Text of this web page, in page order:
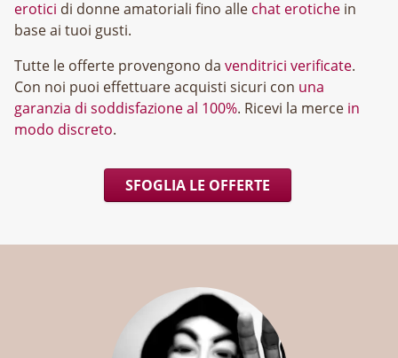
erotici di donne amatoriali fino alle chat erotiche in
base ai tuoi gusti.
Tutte le offerte provengono da venditrici verificate.
Con noi puoi effettuare acquisti sicuri con una
garanzia di soddisfazione al 100%. Ricevi la merce in
modo discreto.
SFOGLIA LE OFFERTE